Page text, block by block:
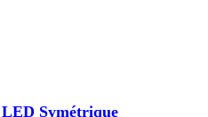
Symétrique